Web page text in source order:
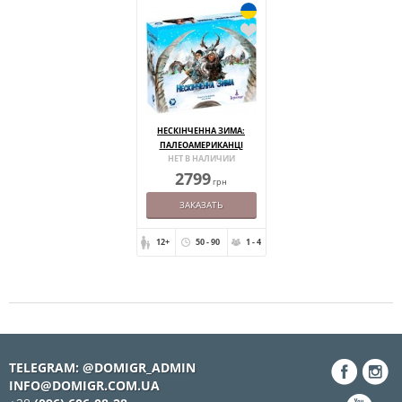
НЕСКІНЧЕННА ЗИМА:
ПАЛЕОАМЕРИКАНЦІ
НЕТ В НАЛИЧИИ
2799грн
ЗАКАЗАТЬ
12+ 50 - 90 1 - 4
TELEGRAM: @DOMIGR_ADMIN
INFO@DOMIGR.COM.UA